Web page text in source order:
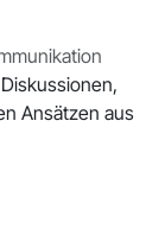
Ansätzen aus